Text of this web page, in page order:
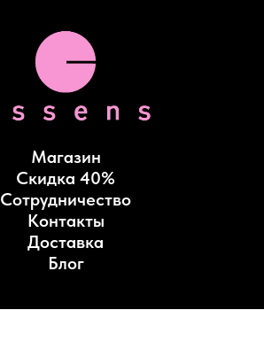
Магазин
Скидка 40%
Сотрудничество
Контакты
Доставка
Блог